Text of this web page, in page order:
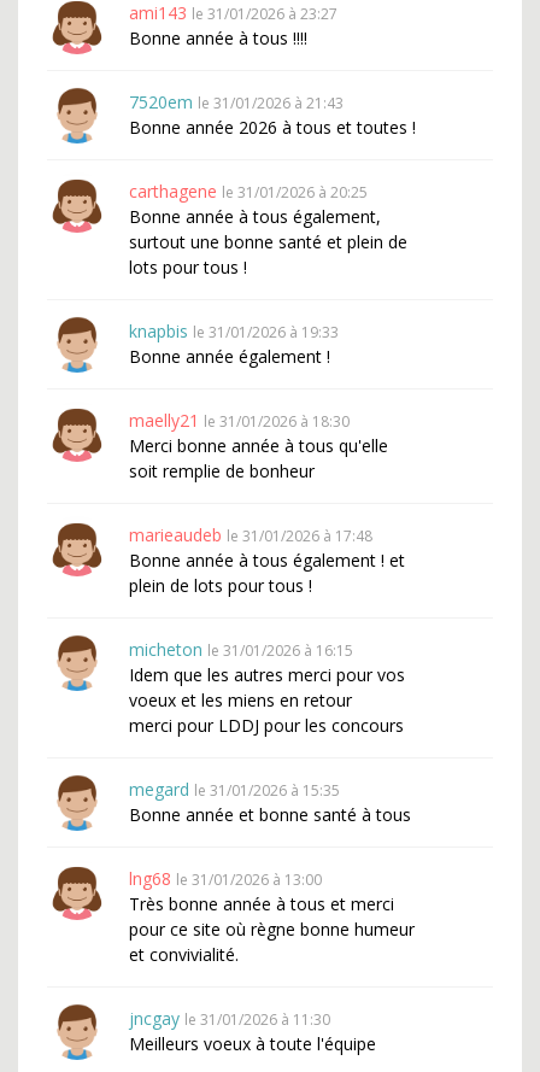
ami143 le 31/01/2026 à 23:27
Bonne année à tous !!!!
7520em le 31/01/2026 à 21:43
Bonne année 2026 à tous et toutes !
carthagene le 31/01/2026 à 20:25
Bonne année à tous également,
surtout une bonne santé et plein de
lots pour tous !
knapbis le 31/01/2026 à 19:33
Bonne année également !
maelly21 le 31/01/2026 à 18:30
Merci bonne année à tous qu'elle
soit remplie de bonheur
marieaudeb le 31/01/2026 à 17:48
Bonne année à tous également ! et
plein de lots pour tous !
micheton le 31/01/2026 à 16:15
Idem que les autres merci pour vos
voeux et les miens en retour
merci pour LDDJ pour les concours
megard le 31/01/2026 à 15:35
Bonne année et bonne santé à tous
lng68 le 31/01/2026 à 13:00
Très bonne année à tous et merci
pour ce site où règne bonne humeur
et convivialité.
jncgay le 31/01/2026 à 11:30
Meilleurs voeux à toute l'équipe